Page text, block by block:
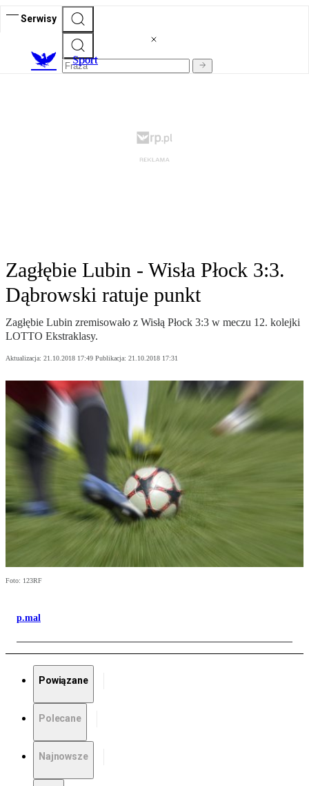
Serwisy
Sport
Zagłębie Lubin - Wisła Płock 3:3.
Dąbrowski ratuje punkt
Zagłębie Lubin zremisowało z Wisłą Płock 3:3 w meczu 12. kolejki
LOTTO Ekstraklasy.
Aktualizacja: 21.10.2018 17:49 Publikacja: 21.10.2018 17:31
Foto: 123RF
p.mal
Powiązane
Polecane
Najnowsze